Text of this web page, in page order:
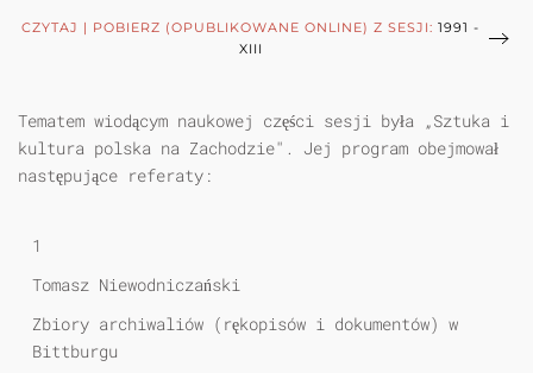
CZYTAJ | POBIERZ (OPUBLIKOWANE ONLINE) Z SESJI: 1991 -
XIII
Tematem wiodącym naukowej części sesji była „Sztuka i
kultura polska na Zachodzie". Jej program obejmował
następujące referaty:
1
Tomasz Niewodniczański
Zbiory archiwaliów (rękopisów i dokumentów) w
Bittburgu